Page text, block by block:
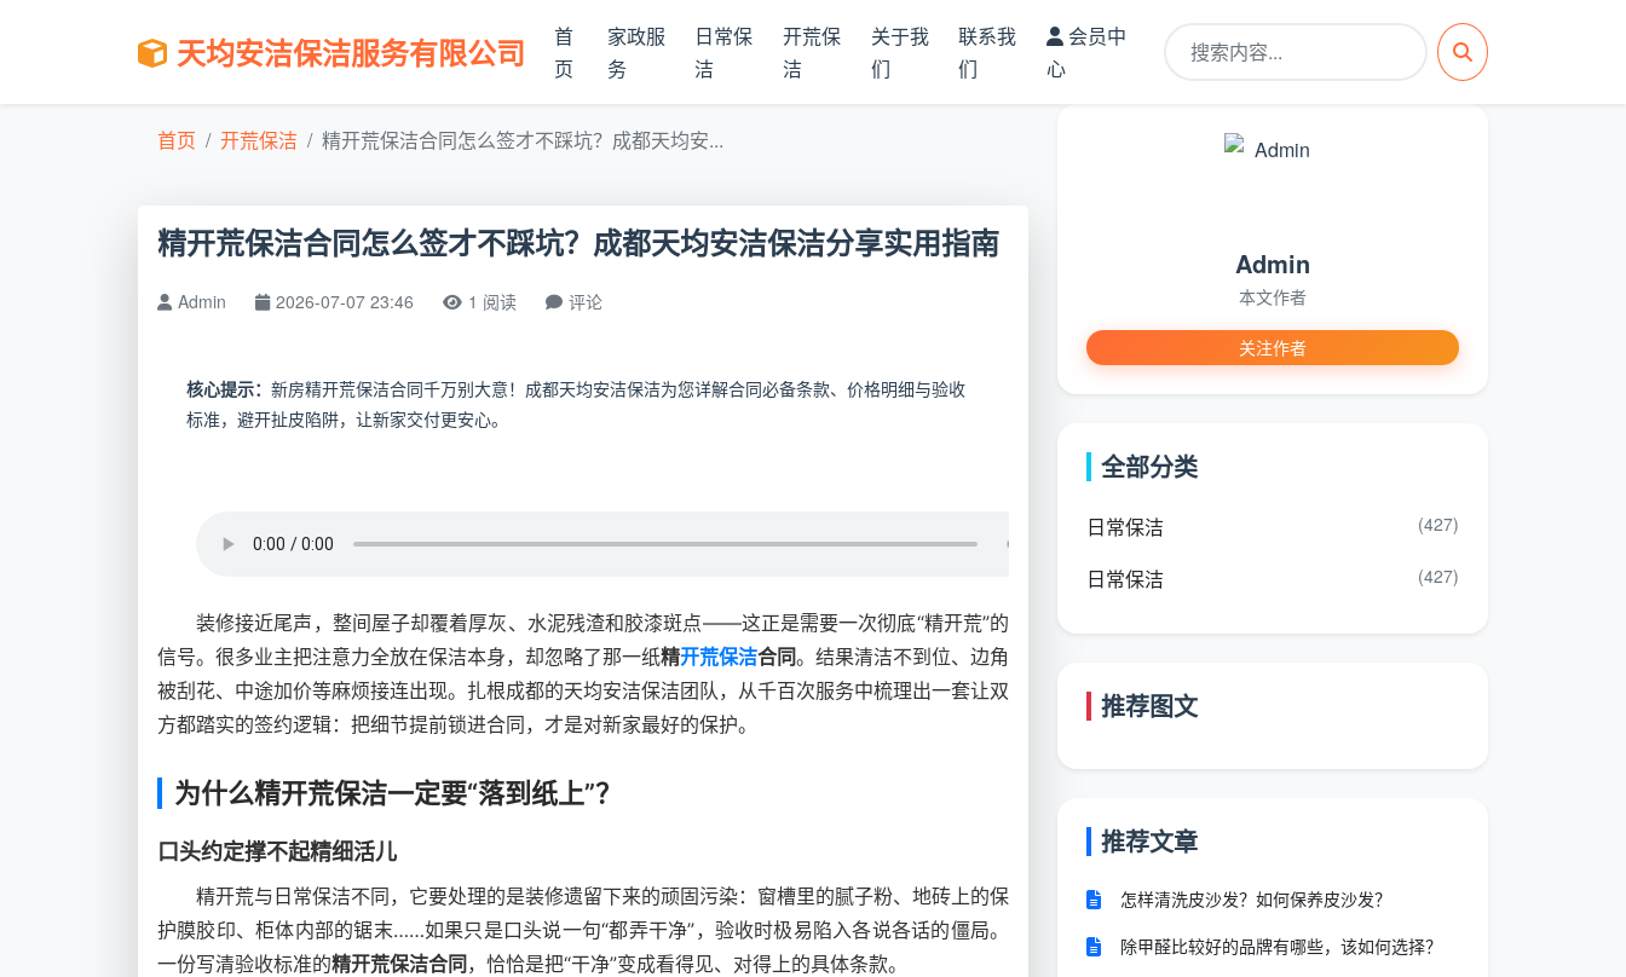
天均安洁保洁服务有限公司
首
页
家政服
务
日常保
洁
开荒保
洁
关于我
们
联系我
们
会员中
心
首页 开荒保洁 精开荒保洁合同怎么签才不踩坑？成都天均安...
精开荒保洁合同怎么签才不踩坑？成都天均安洁保洁分享实用指南
Admin 2026-07-07 23:46 1 阅读 评论
核心提示： 新房精开荒保洁合同千万别大意！成都天均安洁保洁为您详解合同必备条款、价格明细与验收
标准，避开扯皮陷阱，让新家交付更安心。
装修接近尾声，整间屋子却覆着厚灰、水泥残渣和胶漆斑点——这正是需要一次彻底“精开荒”的
信号。很多业主把注意力全放在保洁本身，却忽略了那一纸精开荒保洁合同。结果清洁不到位、边角
被刮花、中途加价等麻烦接连出现。扎根成都的天均安洁保洁团队，从千百次服务中梳理出一套让双
方都踏实的签约逻辑：把细节提前锁进合同，才是对新家最好的保护。
为什么精开荒保洁一定要“落到纸上”？
口头约定撑不起精细活儿
精开荒与日常保洁不同，它要处理的是装修遗留下来的顽固污染：窗槽里的腻子粉、地砖上的保
护膜胶印、柜体内部的锯末……如果只是口头说一句“都弄干净”，验收时极易陷入各说各话的僵局。
一份写清验收标准的精开荒保洁合同 ，恰恰是把“干净”变成看得见、对得上的具体条款。
Admin
本文作者
关注作者
全部分类
日常保洁 (427)
日常保洁 (427)
推荐图文
推荐文章
怎样清洗皮沙发？如何保养皮沙发？
除甲醛比较好的品牌有哪些，该如何选择？